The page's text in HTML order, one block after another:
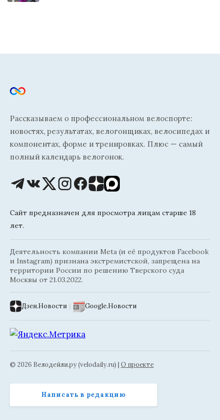
Рассказываем о профессиональном велоспорте:
новостях, результатах, велогонщиках, велосипедах и
компонентах, форме и тренировках. Плюс — самый
полный календарь велогонок.
Сайт предназначен для просмотра лицам старше 18
лет.
Деятельность компании Meta (и её продуктов Facebook
и Instagram) признана экстремистской, запрещена на
территории России по решению Тверского суда
Москвы от 21.03.2022.
Дзен.Новости | Google.Новости
© 2026 Велодейли.ру (velodaily.ru) | О проекте
Написать в редакцию